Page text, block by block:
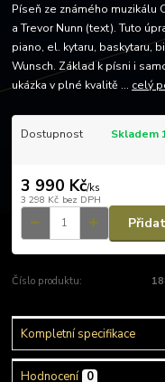
Píseň ze známého muzikálu
a Trevor Nunn (text). Tuto
piano, el. kytaru, baskytaru,
Wunsch. Základ k písni i
ukázka v plné kvalitě ... celý
Dostupnost Skladem
3 990 Kč/ks
3 298 Kč bez DPH
Číslo produktu:
Kompletní specifikace
Hodnocení 0